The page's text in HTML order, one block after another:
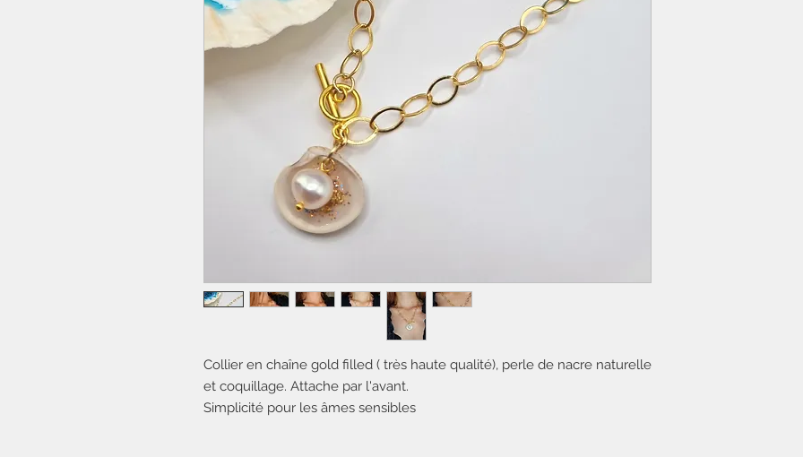
Collier en chaîne gold filled ( très haute qualité), perle de nacre naturelle
et coquillage. Attache par l'avant.
Simplicité pour les âmes sensibles